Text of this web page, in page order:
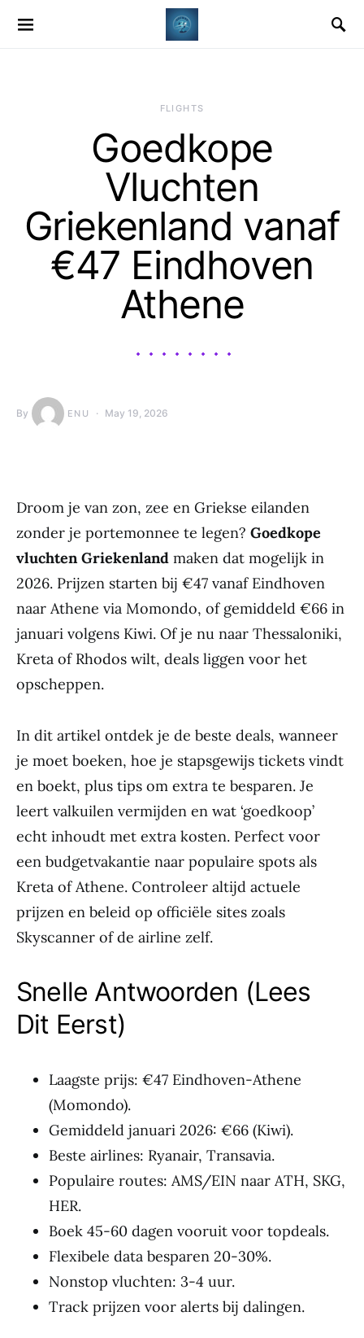
​FLIGHTS
Goedkope
Vluchten
Griekenland vanaf
€47 Eindhoven
Athene
By ENU May 19, 2026
Droom je van zon, zee en Griekse eilanden
zonder je portemonnee te legen? Goedkope
vluchten Griekenland maken dat mogelijk in
2026. Prijzen starten bij €47 vanaf Eindhoven
naar Athene via Momondo, of gemiddeld €66 in
januari volgens Kiwi. Of je nu naar Thessaloniki,
Kreta of Rhodos wilt, deals liggen voor het
opscheppen.
In dit artikel ontdek je de beste deals, wanneer
je moet boeken, hoe je stapsgewijs tickets vindt
en boekt, plus tips om extra te besparen. Je
leert valkuilen vermijden en wat ‘goedkoop’
echt inhoudt met extra kosten. Perfect voor
een budgetvakantie naar populaire spots als
Kreta of Athene. Controleer altijd actuele
prijzen en beleid op officiële sites zoals
Skyscanner of de airline zelf.
Snelle Antwoorden (Lees
Dit Eerst)
Laagste prijs: €47 Eindhoven-Athene
(Momondo).
Gemiddeld januari 2026: €66 (Kiwi).
Beste airlines: Ryanair, Transavia.
Populaire routes: AMS/EIN naar ATH, SKG,
HER.
Boek 45-60 dagen vooruit voor topdeals.
Flexibele data besparen 20-30%.
Nonstop vluchten: 3-4 uur.
Track prijzen voor alerts bij dalingen.